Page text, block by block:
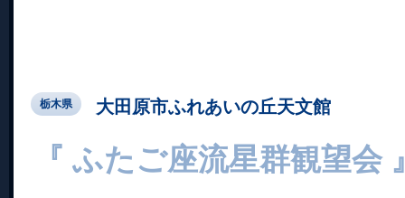
栃木県 大田原市ふれあいの丘天文館
『 ふたご座流星群観望会